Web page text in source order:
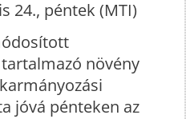
24., péntek (MTI)
növény
jóvá pénteken az